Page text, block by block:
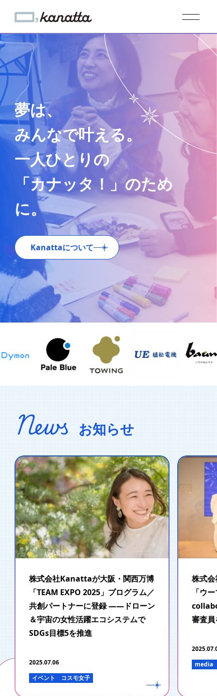
夢は、
みんなで叶える。
一人ひとりの
「カナッタ！」のため
に。
Kanattaについて
News お知らせ
株式会社Kanattaが大阪・関西万博
「TEAM EXPO 2025」プログラム／
共創パートナーに登録 ――ドローン
＆宇宙の女性活躍エコシステムで
SDGs目標5を推進
2025.07.06
イベント
コスモ女子
株式
「ウ
審査
media